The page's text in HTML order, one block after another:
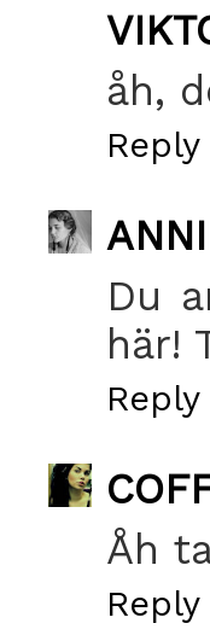
åh,
Reply
Du
här!
Reply
Åh
Reply